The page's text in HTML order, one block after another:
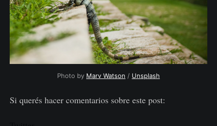
Photo by Marv Watson / Unsplash
Si querés hacer comentarios sobre este post: